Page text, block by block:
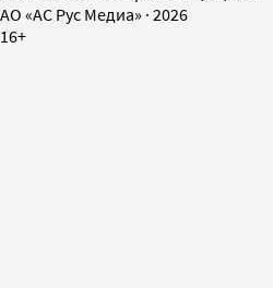
AO «АС Рус Медиа» · 2026
16+